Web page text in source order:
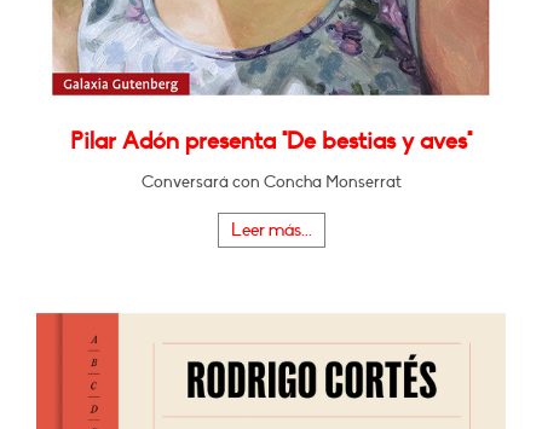
Pilar Adón presenta "De bestias y aves"
Conversará con Concha Monserrat
Leer más...